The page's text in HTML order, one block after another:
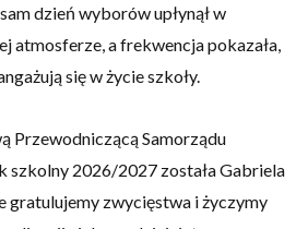
dzień wyborów upłynął w
atmosferze, a frekwencja pokazała,
się w życie szkoły.
Przewodniczącą Samorządu
szkolny 2026/2027 została Gabriela
gratulujemy zwycięstwa i życzymy